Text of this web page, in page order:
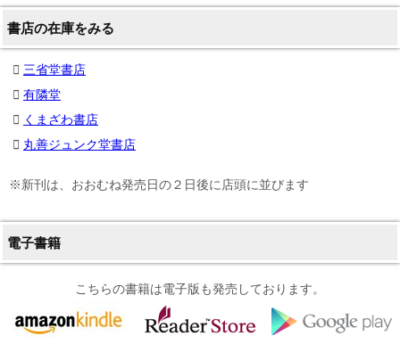
書店の在庫をみる
三省堂書店
有隣堂
くまざわ書店
丸善ジュンク堂書店
※新刊は、おおむね発売日の２日後に店頭に並びます
電子書籍
こちらの書籍は電子版も発売しております。